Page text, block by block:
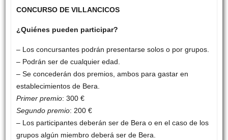
CONCURSO DE VILLANCICOS
¿Quiénes pueden participar?
– Los concursantes podrán presentarse solos o por grupos.
– Podrán ser de cualquier edad.
– Se concederán dos premios, ambos para gastar en
establecimientos de Bera.
Primer premio: 300 €
Segundo premio: 200 €
– Los participantes deberán ser de Bera o en el caso de los
grupos algún miembro deberá ser de Bera.